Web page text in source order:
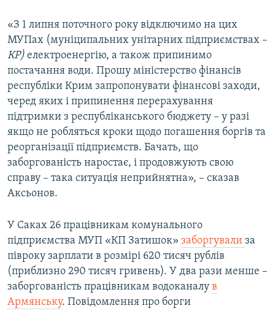
«З 1 липня поточного року відключимо на цих
МУПах (муніципальних унітарних підприємствах –
КР) електроенергію, а також припинимо
постачання води. Прошу міністерство фінансів
республіки Крим запропонувати фінансові заходи,
черед яких і припинення перерахування
підтримки з республіканського бюджету – у разі
якщо не робляться кроки щодо погашення боргів та
реорганізації підприємств. Бачать, що
заборгованість наростає, і продовжують свою
справу – така ситуація неприйнятна», – сказав
Аксьонов.
У Саках 26 працівникам комунального
підприємства МУП «КП Затишок» заборгували за
півроку зарплати в розмірі 620 тисяч рублів
(приблизно 290 тисяч гривень). У два рази менше –
заборгованість працівникам водоканалу в
Армянську. Повідомлення про борги